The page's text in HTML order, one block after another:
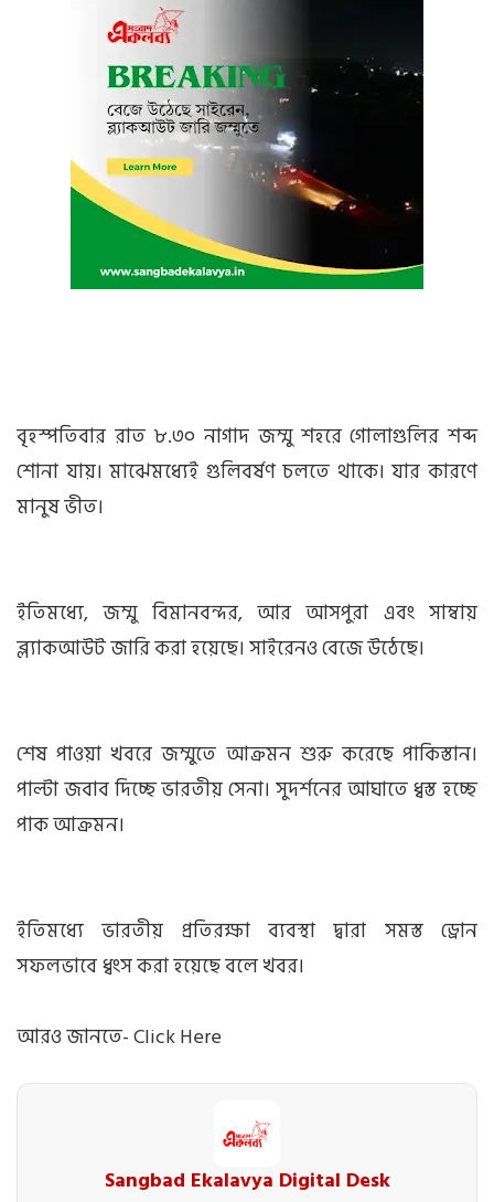
বৃহস্পতিবার রাত ৮.৩০ নাগাদ জম্মু শহরে গোলাগুলির শব্দ
শোনা যায়। মাঝেমধ্যেই গুলিবর্ষণ চলতে থাকে। যার কারণে
মানুষ ভীত।
ইতিমধ্যে, জম্মু বিমানবন্দর, আর আসপুরা এবং সাম্বায়
ব্ল্যাকআউট জারি করা হয়েছে। সাইরেনও বেজে উঠেছে।
শেষ পাওয়া খবরে জম্মুতে আক্রমন শুরু করেছে পাকিস্তান।
পাল্টা জবাব দিচ্ছে ভারতীয় সেনা। সুদর্শনের আঘাতে ধ্বস্ত হচ্ছে
পাক আক্রমন।
ইতিমধ্যে ভারতীয় প্রতিরক্ষা ব্যবস্থা দ্বারা সমস্ত ড্রোন
সফলভাবে ধ্বংস করা হয়েছে বলে খবর।
আরও জানতে-Click Here
Sangbad Ekalavya Digital Desk